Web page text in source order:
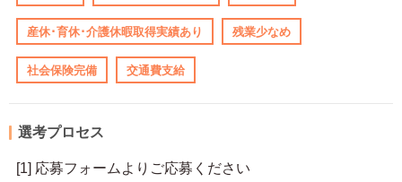
産休･育休･介護休暇取得実績あり 残業少なめ
社会保険完備 交通費支給
選考プロセス
[1] 応募フォームよりご応募ください